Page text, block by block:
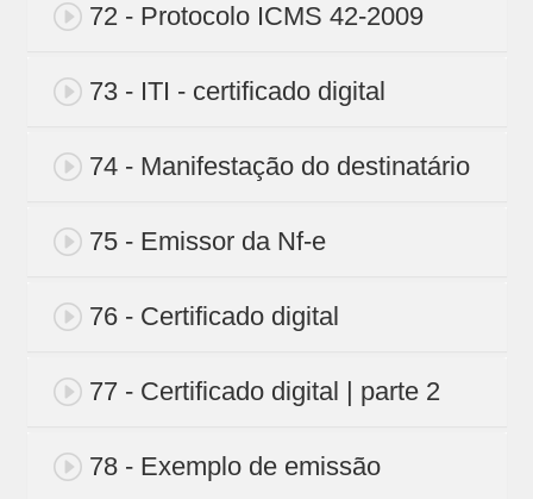
72 - Protocolo ICMS 42-2009
73 - ITI - certificado digital
74 - Manifestação do destinatário
75 - Emissor da Nf-e
76 - Certificado digital
77 - Certificado digital | parte 2
78 - Exemplo de emissão